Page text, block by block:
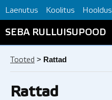
Laenutus Koolitus Hooldus
SEBA RULLUISUPOOD
Tooted > Rattad
Rattad